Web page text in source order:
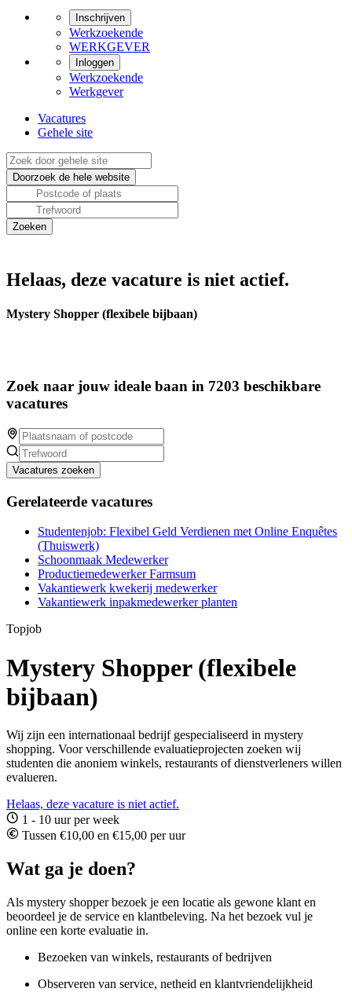
Inschrijven
Werkzoekende
WERKGEVER
Inloggen
Werkzoekende
Werkgever
Vacatures
Gehele site
Helaas, deze vacature is niet actief.
Mystery Shopper (flexibele bijbaan)
Zoek naar jouw ideale baan in 7203 beschikbare
vacatures
Vacatures zoeken
Gerelateerde vacatures
Studentenjob: Flexibel Geld Verdienen met Online Enquêtes
(Thuiswerk)
Schoonmaak Medewerker
Productiemedewerker Farmsum
Vakantiewerk kwekerij medewerker
Vakantiewerk inpakmedewerker planten
Topjob
Mystery Shopper (flexibele
bijbaan)
Wij zijn een internationaal bedrijf gespecialiseerd in mystery
shopping. Voor verschillende evaluatieprojecten zoeken wij
studenten die anoniem winkels, restaurants of dienstverleners willen
evalueren.
Helaas, deze vacature is niet actief.
1 - 10 uur per week
Tussen €10,00 en €15,00 per uur
Wat ga je doen?
Als mystery shopper bezoek je een locatie als gewone klant en
beoordeel je de service en klantbeleving. Na het bezoek vul je
online een korte evaluatie in.
Bezoeken van winkels, restaurants of bedrijven
Observeren van service, netheid en klantvriendelijkheid